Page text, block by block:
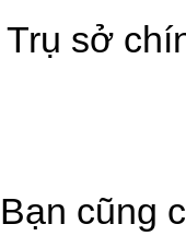
Trụ sở
Bạn cũng